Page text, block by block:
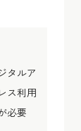
タルア
ス利用
必要